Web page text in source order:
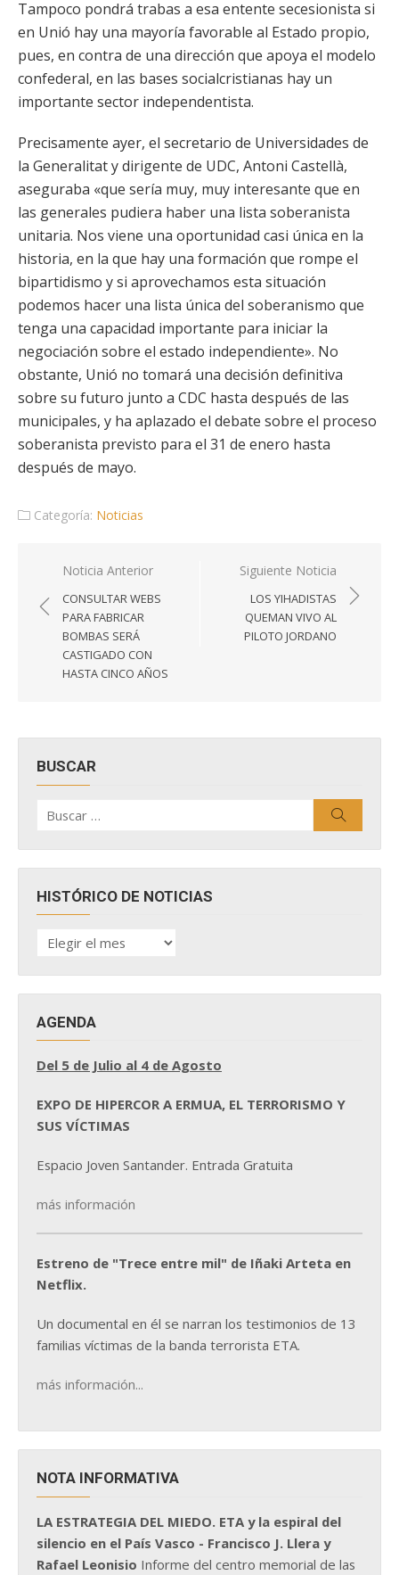
Tampoco pondrá trabas a esa entente secesionista si
en Unió hay una mayoría favorable al Estado propio,
pues, en contra de una dirección que apoya el modelo
confederal, en las bases socialcristianas hay un
importante sector independentista.
Precisamente ayer, el secretario de Universidades de
la Generalitat y dirigente de UDC, Antoni Castellà,
aseguraba «que sería muy, muy interesante que en
las generales pudiera haber una lista soberanista
unitaria. Nos viene una oportunidad casi única en la
historia, en la que hay una formación que rompe el
bipartidismo y si aprovechamos esta situación
podemos hacer una lista única del soberanismo que
tenga una capacidad importante para iniciar la
negociación sobre el estado independiente». No
obstante, Unió no tomará una decisión definitiva
sobre su futuro junto a CDC hasta después de las
municipales, y ha aplazado el debate sobre el proceso
soberanista previsto para el 31 de enero hasta
después de mayo.
Categoría: Noticias
Navegación
de
entradas
Noticia Anterior
CONSULTAR WEBS
PARA FABRICAR
BOMBAS SERÁ
CASTIGADO CON
HASTA CINCO AÑOS
Siguiente Noticia
LOS YIHADISTAS
QUEMAN VIVO AL
PILOTO JORDANO
BUSCAR
por:
HISTÓRICO DE NOTICIAS
HISTÓRICO
DE
AGENDA
Del 5 de Julio al 4 de Agosto
EXPO DE HIPERCOR A ERMUA, EL TERRORISMO Y
SUS VÍCTIMAS
Espacio Joven Santander. Entrada Gratuita
más información
Estreno de "Trece entre mil" de Iñaki Arteta en
Netflix.
Un documental en él se narran los testimonios de 13
familias víctimas de la banda terrorista ETA.
más información...
NOTA INFORMATIVA
LA ESTRATEGIA DEL MIEDO. ETA y la espiral del
silencio en el País Vasco - Francisco J. Llera y
Rafael Leonisio Informe del centro memorial de las